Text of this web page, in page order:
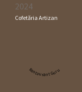
2024
Cofetăria Artizan
Restaurant Guru